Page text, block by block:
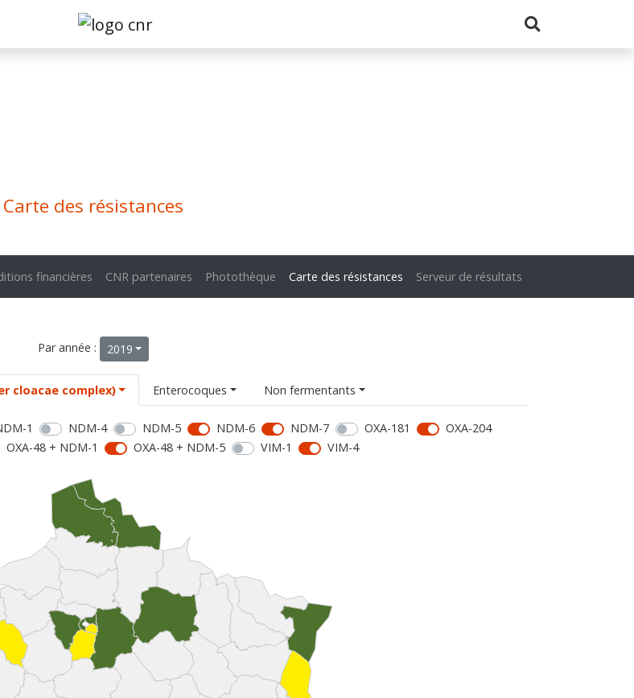
Carte des résistances
financières CNR partenaires Photothèque Carte des résistances Serveur de résultats
Par année : 2019
cloacae complex) Enterocoques Non fermentants
1 NDM-4 NDM-5 NDM-6 NDM-7 OXA-181
OXA-204
OXA-48 + NDM-1 OXA-48 + NDM-5 VIM-1 VIM-4